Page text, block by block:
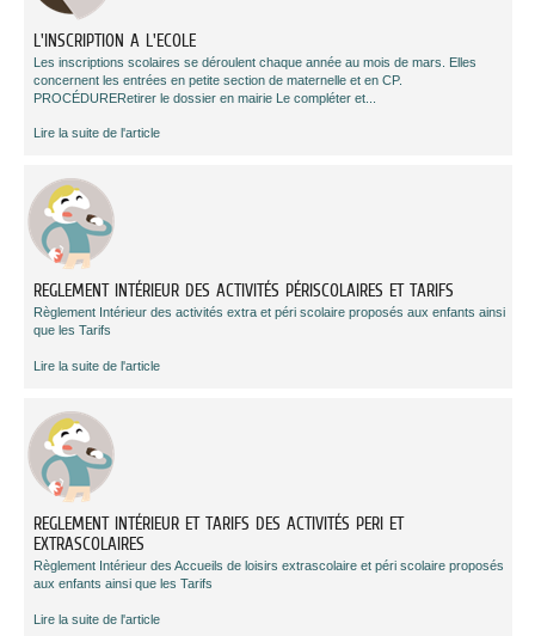
L'INSCRIPTION A L'ECOLE
Les inscriptions scolaires se déroulent chaque année au mois de mars. Elles
concernent les entrées en petite section de maternelle et en CP.
PROCÉDURERetirer le dossier en mairie Le compléter et...
Lire la suite de l'article
REGLEMENT INTÉRIEUR DES ACTIVITÉS PÉRISCOLAIRES ET TARIFS
Règlement Intérieur des activités extra et péri scolaire proposés aux enfants ainsi
que les Tarifs
Lire la suite de l'article
REGLEMENT INTÉRIEUR ET TARIFS DES ACTIVITÉS PERI ET
EXTRASCOLAIRES
Règlement Intérieur des Accueils de loisirs extrascolaire et péri scolaire proposés
aux enfants ainsi que les Tarifs
Lire la suite de l'article